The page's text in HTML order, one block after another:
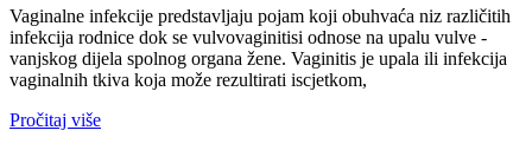
Vaginalne infekcije predstavljaju pojam koji obuhvaća niz različitih
infekcija rodnice dok se vulvovaginitisi odnose na upalu vulve -
vanjskog dijela spolnog organa žene. Vaginitis je upala ili infekcija
vaginalnih tkiva koja može rezultirati iscjetkom,
Pročitaj više